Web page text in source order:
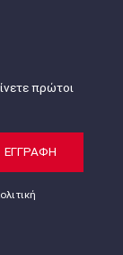
πρώτοι
ΕΓΓΡΑΦΗ